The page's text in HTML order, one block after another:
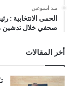
منذ أسبوعين
الحمى الانتخابية :
صحفي خلال تدشين
أخر المقالات